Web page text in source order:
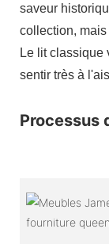
saveur
collection,
Le lit classique
sentir très à
Processus